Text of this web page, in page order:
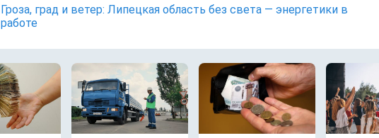
Гроза, град и ветер: Липецкая область без света — энергетики в
работе